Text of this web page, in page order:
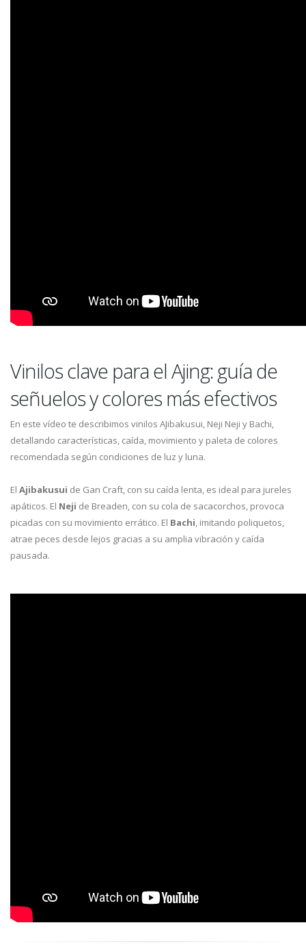
Vinilos clave para el Ajing: guía de
señuelos y colores más efectivos
En este vídeo te describimos vinilos AJibakusui, Neji Neji y Bachi,
detallando características, caída, movimiento y paleta de colores
recomendada según condiciones de luz y luna.
El Ajibakusui de Gan Craft, con su caída lenta, es ideal para jureles
apáticos. El Neji de Breaden, con su cola de sacacorchos, provoca
picadas con su movimiento errático. El Bachi , imitando poliquetos,
atrae peces desde lejos gracias a su amplia vibración y caída
pausada.